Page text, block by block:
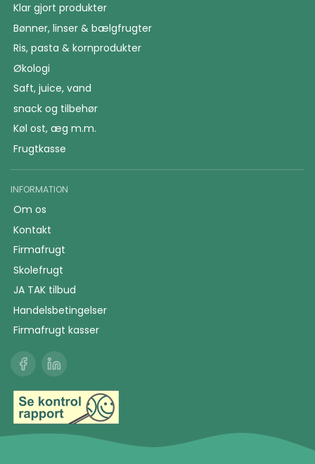
Klar gjort produkter
Bønner, linser & bælgfrugter
Ris, pasta & kornprodukter
Økologi
Saft, juice, vand
snack og tilbehør
Køl ost, æg m.m.
Frugtkasse
INFORMATION
Om os
Kontakt
Firmafrugt
Skolefrugt
JA TAK tilbud
Handelsbetingelser
Firmafrugt kasser